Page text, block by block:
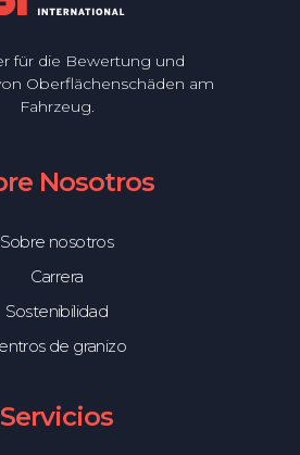
für die Bewertung und
Oberflächenschäden am
Fahrzeug.
Nosotros
Sobre nosotros
Carrera
Sostenibilidad
de granizo
Servicios